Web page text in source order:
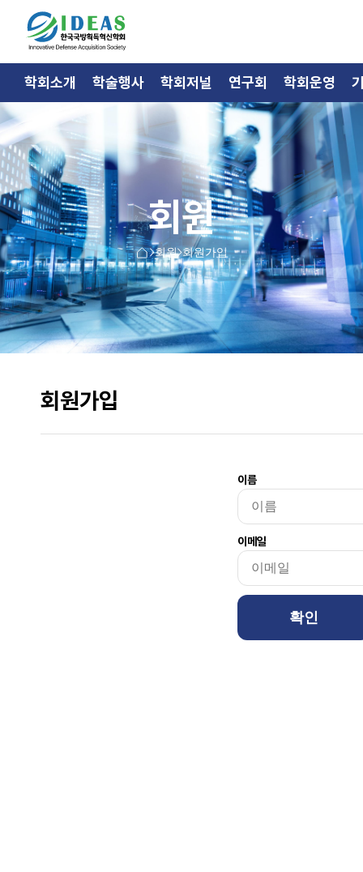
회원
회원 회원가입
회원가입
학회소개 학술행사 학회저널 연구회 학회운영
이름
이메일
확인